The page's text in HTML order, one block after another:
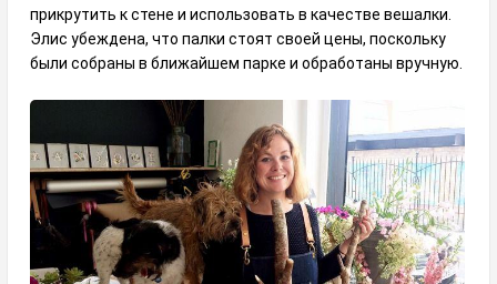
прикрутить к стене и использовать в качестве вешалки.
Элис убеждена, что палки стоят своей цены, поскольку
были собраны в ближайшем парке и обработаны вручную.